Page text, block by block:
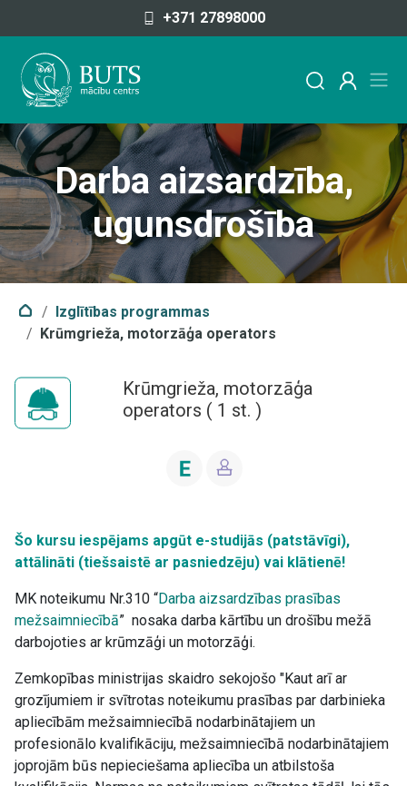
+371 27898000
Darba aizsardzība,
ugunsdrošība
Izglītības programmas
Krūmgrieža, motorzāģa operators
Krūmgrieža, motorzāģa
operators ( 1 st. )
Šo kursu iespējams apgūt e-studijās (patstāvīgi),
attālināti (tiešsaistē ar pasniedzēju) vai klātienē!
MK noteikumu Nr.310 “Darba aizsardzības prasības
mežsaimniecībā” nosaka darba kārtību un drošību mežā
darbojoties ar krūmzāģi un motorzāģi.
Zemkopības ministrijas skaidro sekojošo "Kaut arī ar
grozījumiem ir svītrotas noteikumu prasības par darbinieka
apliecībām mežsaimniecībā nodarbinātajiem un
profesionālo kvalifikāciju, mežsaimniecībā nodarbinātajiem
joprojām būs nepieciešama apliecība un atbilstoša